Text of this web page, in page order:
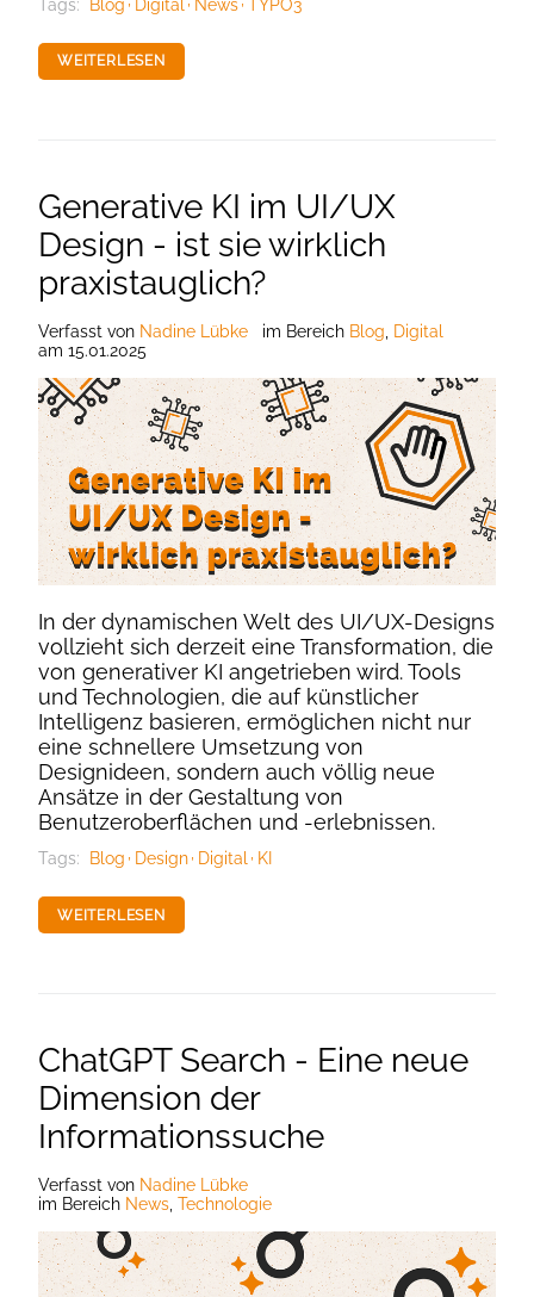
Tags: Blog Digital News TYPO3
WEITERLESEN
Generative KI im UI/UX
Design - ist sie wirklich
praxistauglich?
Verfasst von Nadine Lübke im Bereich Blog
Digital
am 15.01.2025
In der dynamischen Welt des UI/UX-Designs
vollzieht sich derzeit eine Transformation, die
von generativer KI angetrieben wird. Tools
und Technologien, die auf künstlicher
Intelligenz basieren, ermöglichen nicht nur
eine schnellere Umsetzung von
Designideen, sondern auch völlig neue
Ansätze in der Gestaltung von
Benutzeroberflächen und -erlebnissen.
Tags: Blog Design Digital KI
WEITERLESEN
ChatGPT Search - Eine neue
Dimension der
Informationssuche
Verfasst von Nadine Lübke
im Bereich News, Technologie